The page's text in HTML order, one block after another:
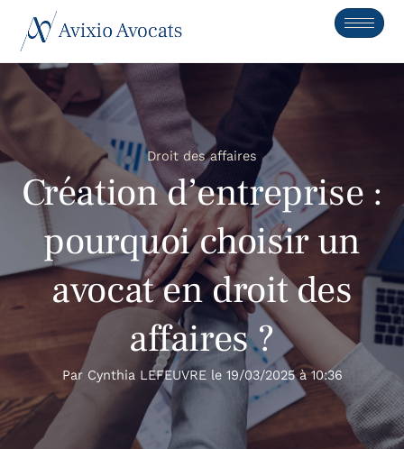
Droit des affaires
Création d’entreprise :
pourquoi choisir un
avocat en droit des
affaires ?
ParCynthia LEFEUVRE le 19/03/2025 à 10:36